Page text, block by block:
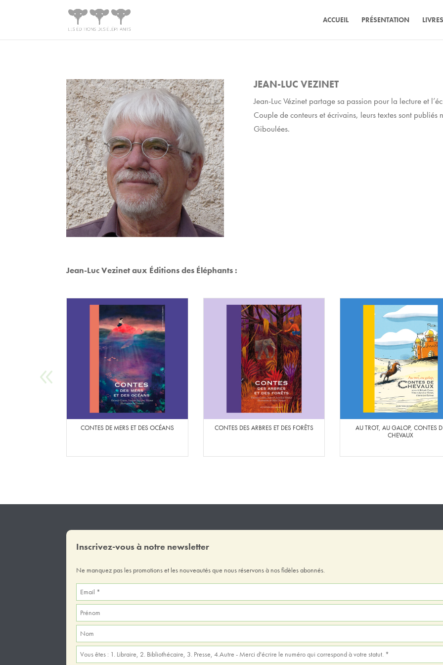
ACCUEIL PRÉSENTATION LIVRES
JEAN-LUC VEZINET
Jean-Luc Vézinet partage sa passion pour la lecture et
Couple de conteurs et écrivains, leurs textes sont
Giboulées.
Jean-Luc Vezinet aux Éditions des Éléphants :
CONTES DE MERS ET DES OCÉANS CONTES DES ARBRES ET DES FORÊTS
AU TROT, AU GALOP, CONTES
CHEVAUX
Inscrivez-vous à notre newsletter
Ne manquez pas les promotions et les nouveautés que nous réservons à nos fidèles abonnés.